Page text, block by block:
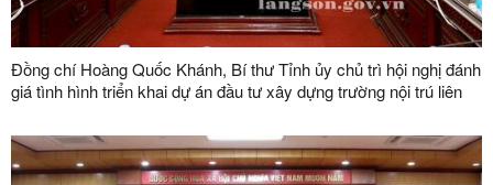
Đồng chí Hoàng Quốc Khánh, Bí thư Tỉnh ủy chủ trì hội nghị đánh
giá tình hình triển khai dự án đầu tư xây dựng trường nội trú liên